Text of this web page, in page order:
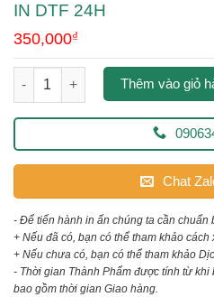
IN DTF 24H
350,000₫
in dtf 24h số lượngThêm vào giỏ
Chat
- Để tiến hành in ấn chúng ta cần chuẩn
+ Nếu đã có, bạn có thể tham khảo cách
+ Nếu chưa có, bạn có thể tham khảo
- Thời gian Thành Phẩm được tính từ
bao gồm thời gian Giao hàng.